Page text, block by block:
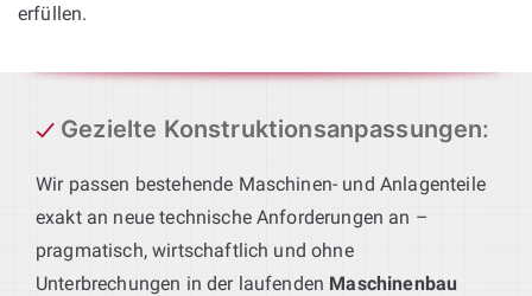
erfüllen.
Gezielte Konstruktionsanpassungen:
Wir passen bestehende Maschinen- und Anlagenteile
exakt an neue technische Anforderungen an –
pragmatisch, wirtschaftlich und ohne
Unterbrechungen in der laufenden Maschinenbau